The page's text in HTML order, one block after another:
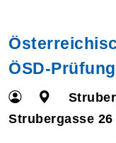
ÖSD-
Strubergasse 26